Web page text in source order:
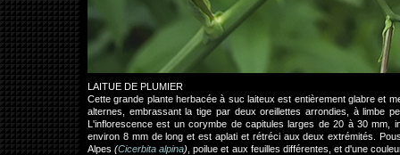
LAITUE DE PLUMIER
Cette grande plante herbacée à suc laiteux est entièrement glabre et
alternes, embrassant la tige par deux oreillettes arrondies, à limbe
L'inflorescence est un corymbe de capitules larges de 20 à 30 mm,
environ 8 mm de long et est aplati et rétréci aux deux extrémités.
Alpes(Cicerbita alpina) , poilue et aux feuilles différentes, et d'une